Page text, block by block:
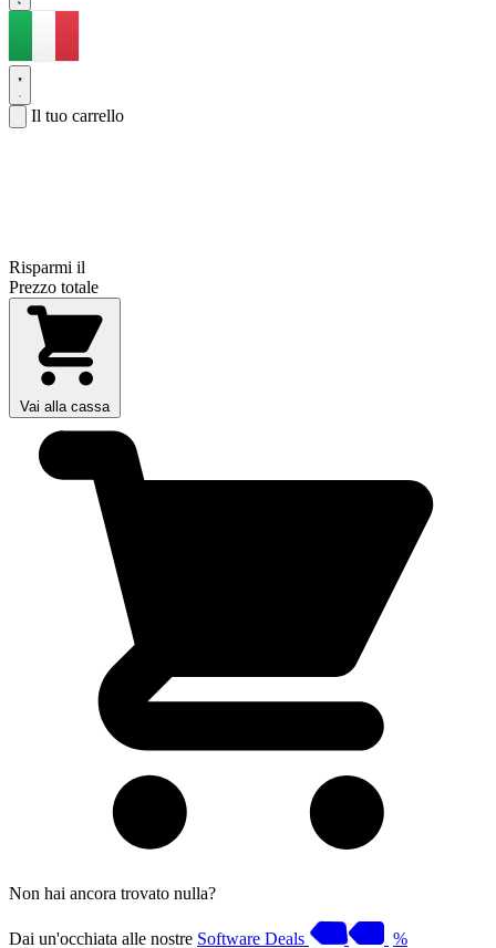
Il tuo carrello
Risparmi il
Prezzo totale
Vai alla cassa
Non hai ancora trovato nulla?
Dai un'occhiata alle nostre Software Deals %